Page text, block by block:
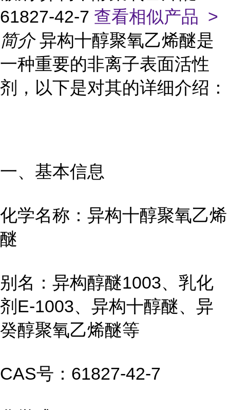
61827-42-7 查看相似产品 >
简介 异构十醇聚氧乙烯醚是
一种重要的非离子表面活性
剂，以下是对其的详细介绍：
一、基本信息
化学名称：异构十醇聚氧乙烯
醚
别名：异构醇醚1003、乳化
剂E-1003、异构十醇醚、异
癸醇聚氧乙烯醚等
CAS号：61827-42-7